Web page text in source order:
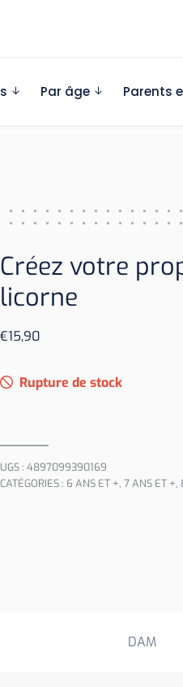
Par âge Parents
Créez votre
licorne
€15,90
Rupture de stock
UGS : 4897099390169
CATÉGORIES : 6 ANS ET +, 7 ANS ET +,
DAM